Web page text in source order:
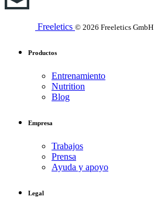
Freeletics © 2026 Freeletics GmbH
Productos
Entrenamiento
Nutrition
Blog
Empresa
Trabajos
Prensa
Ayuda y apoyo
Legal